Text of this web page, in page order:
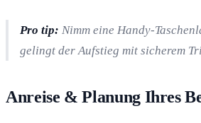
Pro tip: Nimm eine Handy-
gelingt der Aufstieg mit sicherem
Anreise & Planung Ihres